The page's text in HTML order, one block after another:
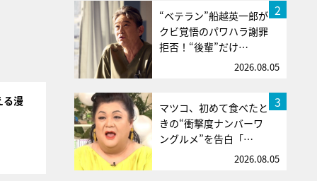
る漫
2
“ベテラン”船越英一郎が
クビ覚悟のパワハラ謝罪
拒否！“後輩”だけ…
2026.08.05
3
マツコ、初めて食べたと
きの“衝撃度ナンバーワ
ングルメ”を告白「…
2026.08.05